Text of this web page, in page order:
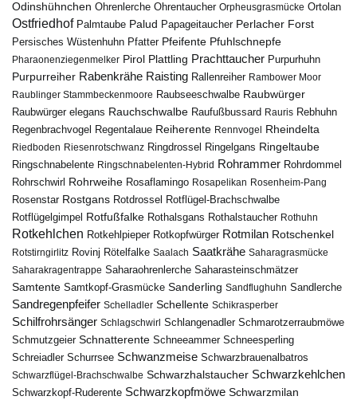
Odinshühnchen Ohrenlerche Ohrentaucher Orpheusgrasmücke Ortolan
Ostfriedhof Palmtaube Palud Papageitaucher Perlacher Forst
Persisches Wüstenhuhn Pfatter Pfeifente Pfuhlschnepfe
Pharaonenziegenmelker Pirol Plattling Prachttaucher Purpurhuhn
Purpurreiher Rabenkrähe Raisting Rallenreiher Rambower Moor
Raublinger Stammbeckenmoore Raubseeschwalbe Raubwürger
Raubwürger elegans Rauchschwalbe Raufußbussard Rauris Rebhuhn
Regenbrachvogel Regentalaue Reiherente Rennvogel Rheindelta
Riedboden Riesenrotschwanz Ringdrossel Ringelgans Ringeltaube
Ringschnabelente Ringschnabelenten-Hybrid Rohrammer Rohrdommel
Rohrschwirl Rohrweihe Rosaflamingo Rosapelikan Rosenheim-Pang
Rosenstar Rostgans Rotdrossel
Rotflügel-Brachschwalbe
Rotflügelgimpel Rotfußfalke Rothalsgans Rothalstaucher Rothuhn
Rotkehlchen Rotkehlpieper Rotkopfwürger Rotmilan Rotschenkel
Rotstirngirlitz Rovinj Rötelfalke Saalach Saatkrähe Saharagrasmücke
Saharakragentrappe Saharaohrenlerche Saharasteinschmätzer
Samtente Samtkopf-Grasmücke Sanderling Sandflughuhn Sandlerche
Sandregenpfeifer Schelladler Schellente Schikrasperber
Schilfrohrsänger Schlagschwirl Schlangenadler Schmarotzerraubmöwe
Schmutzgeier Schnatterente Schneeammer Schneesperling
Schreiadler Schurrsee Schwanzmeise Schwarzbrauenalbatros
Schwarzflügel-Brachschwalbe Schwarzhalstaucher Schwarzkehlchen
Schwarzkopf-Ruderente Schwarzkopfmöwe Schwarzmilan